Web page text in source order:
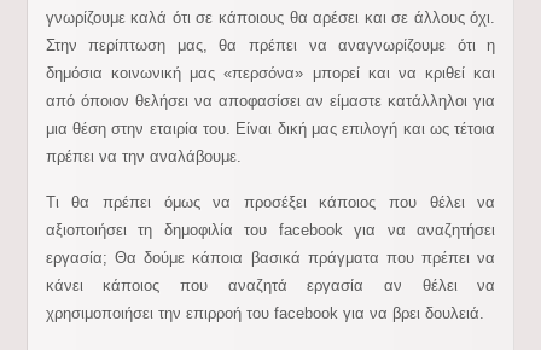
γνωρίζουμε καλά ότι σε κάποιους θα αρέσει και σε άλλους όχι.
Στην περίπτωση μας, θα πρέπει να αναγνωρίζουμε ότι η
δημόσια κοινωνική μας «περσόνα» μπορεί και να κριθεί και
από όποιον θελήσει να αποφασίσει αν είμαστε κατάλληλοι για
μια θέση στην εταιρία του. Είναι δική μας επιλογή και ως τέτοια
πρέπει να την αναλάβουμε.
Τι θα πρέπει όμως να προσέξει κάποιος που θέλει να
αξιοποιήσει τη δημοφιλία του facebook για να αναζητήσει
εργασία; Θα δούμε κάποια βασικά πράγματα που πρέπει να
κάνει κάποιος που αναζητά εργασία αν θέλει να
χρησιμοποιήσει την επιρροή του facebook για να βρει δουλειά.